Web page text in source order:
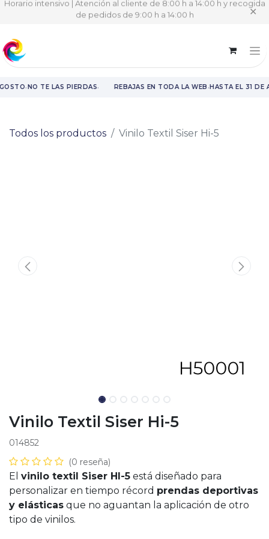
Horario intensivo | Atención al cliente de 8:00 h a 14:00 h y recogida
de pedidos de 9:00 h a 14:00 h ✕
·NO TE LAS PIERDAS· REBAJAS EN TODA LA WEB·HASTA EL 31 DE
Todos los productos Vinilo Textil Siser Hi-5
Vinilo Textil Siser Hi-5
014852
(0 reseña)
El vinilo textil Siser HI-5 está diseñado para
personalizar en tiempo récord prendas deportivas
y elásticas que no aguantan la aplicación de otro
tipo de vinilos.